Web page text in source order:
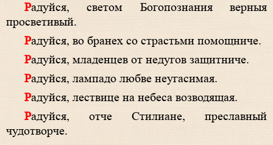
Радуйся, светом Богопознания верныя
просветивый.
Радуйся, во бранех со страстьми помощниче.
Радуйся, младенцев от недугов защитниче.
Радуйся, лампадо любве неугасимая.
Радуйся, лествице на небеса возводящая.
Радуйся, отче Стилиане, преславный
чудотворче.